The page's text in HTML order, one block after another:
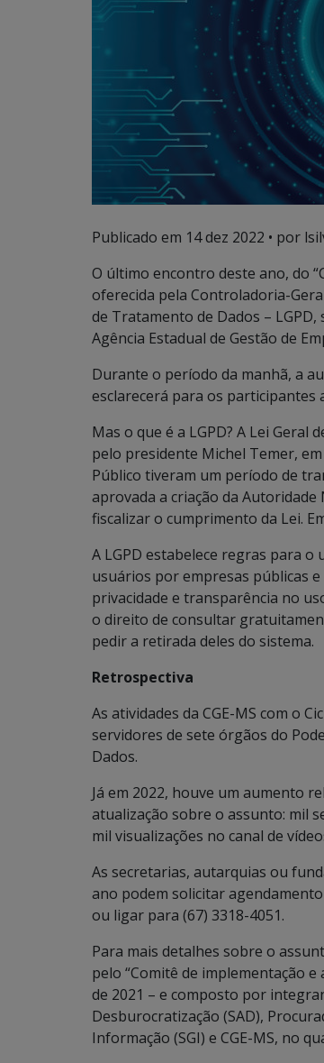
Publicado em 14 dez 2022 • por
O último encontro deste ano, do
oferecida pela Controladoria-
de Tratamento de Dados –
Agência Estadual de Gestão de
Durante o período da manhã, a
esclarecerá para os participantes
Mas o que é a LGPD? A Lei Geral
pelo presidente Michel Temer,
Público tiveram um período de
aprovada a criação da
fiscalizar o cumprimento da Lei.
A LGPD estabelece regras para
usuários por empresas públicas
privacidade e transparência no
o direito de consultar
pedir a retirada deles do sistema.
Retrospectiva
As atividades da CGE-MS com o
servidores de sete órgãos do
Dados.
Já em 2022, houve um aumento
atualização sobre o assunto: mil
mil visualizações no canal de
As secretarias, autarquias ou
ano podem solicitar
ou ligar para (67) 3318-4051.
Para mais detalhes sobre o
pelo “Comitê de implementação
de 2021 – e composto por
Desburocratização (SAD),
Informação (SGI) e CGE-MS, no